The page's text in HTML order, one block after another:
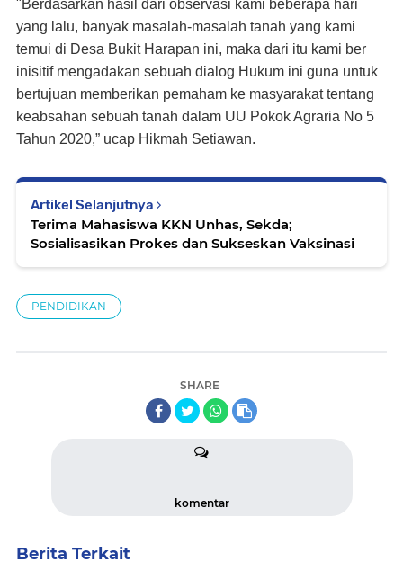
"Berdasarkan hasil dari observasi kami beberapa hari
yang lalu, banyak masalah-masalah tanah yang kami
temui di Desa Bukit Harapan ini, maka dari itu kami ber
inisitif mengadakan sebuah dialog Hukum ini guna untuk
bertujuan memberikan pemaham ke masyarakat tentang
keabsahan sebuah tanah dalam UU Pokok Agraria No 5
Tahun 2020,” ucap Hikmah Setiawan.
Artikel Selanjutnya
Terima Mahasiswa KKN Unhas, Sekda;
Sosialisasikan Prokes dan Sukseskan Vaksinasi
PENDIDIKAN
SHARE
komentar
Berita Terkait